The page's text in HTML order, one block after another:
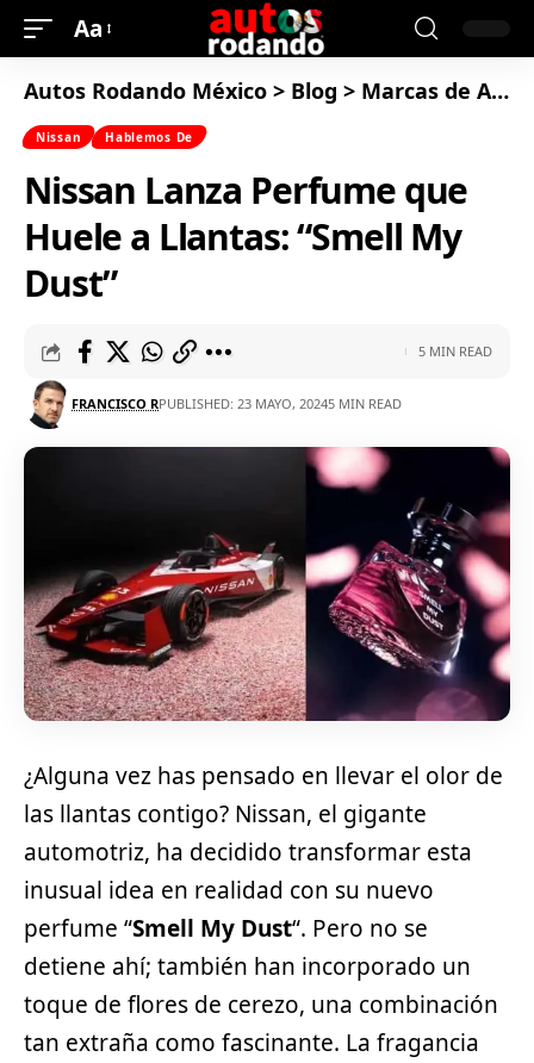
Aa
Autos Rodando México > Blog > Marcas de Autos
Nissan Hablemos De
Nissan Lanza Perfume que
Huele a Llantas: “Smell My
Dust”
FRANCISCO RPUBLISHED: 23 MAYO, 20245 MIN READ
5 MIN READ
¿Alguna vez has pensado en llevar el olor de
las llantas contigo? Nissan, el gigante
automotriz, ha decidido transformar esta
inusual idea en realidad con su nuevo
perfume “Smell My Dust“. Pero no se
detiene ahí; también han incorporado un
toque de flores de cerezo, una combinación
tan extraña como fascinante. La fragancia